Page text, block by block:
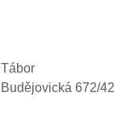
Tábor
Budějovická 672/42